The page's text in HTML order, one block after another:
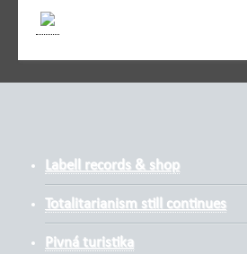
Labell records & shop
Totalitarianism still continues
Pivná turistika